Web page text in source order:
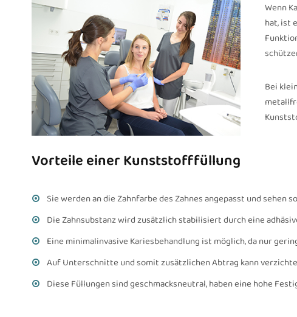
Wenn
hat, ist
Bei
Vorteile einer Kunst­stoff­füllung
Sie werden an die Zahnfarbe des Zahnes angepasst und sehen
Die Zahnsubstanz wird zusätzlich stabilisiert durch eine
Eine minimalinvasive Kariesbehandlung ist möglich, da nur
Auf Unterschnitte und somit zusätzlichen Abtrag kann
Diese Füllungen sind geschmacksneutral, haben eine hohe